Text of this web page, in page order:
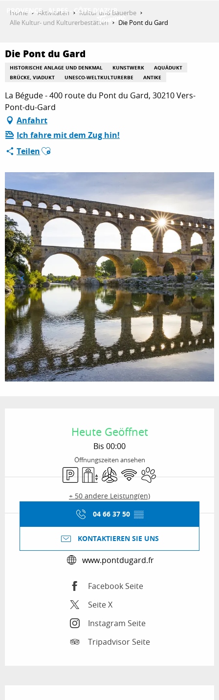
AKTIVITÄTEN
AUFENTHALT
ESPACE PRO
Home Aktivitäten
Kultur und Bauerbe
Alle Kultur- und Kulturerbestätten
Die Pont du Gard
Die Pont du Gard
HISTORISCHE ANLAGE UND DENKMAL KUNSTWERK
AQUÄDUKT
BRÜCKE, VIADUKT
UNESCO-WELTKULTURERBE ANTIKE
La Bégude - 400 route du Pont du Gard, 30210 Vers-
Pont-du-Gard
Anfahrt
Ich fahre mit dem Zug hin!
TeilenAjouter aux favoris
Heute Geöffnet
Bis 00:00
Öffnungszeiten ansehen
ParkplatzAufzugKlimaanlage
Wi-Fi Tiere erlaubt
+ 50 andere Leistung(en)
04 66 37 50 ▒▒
KONTAKTIEREN SIE UNS
www.pontdugard.fr
Facebook Seite
Seite X
Instagram Seite
Tripadvisor Seite